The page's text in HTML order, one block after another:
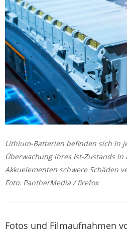
Lithium-Batterien befinden sich in
Überwachung ihres Ist-Zustands
Akkuelementen schwere Schäden
Foto: PantherMedia / firefox
Fotos und Filmaufnahmen